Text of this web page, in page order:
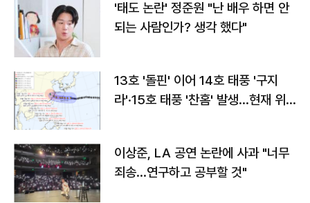
'태도 논란' 정준원 "난 배우 하면 안
되는 사람인가? 생각 했다"
13호 '돌핀' 이어 14호 태풍 '구지
라'·15호 태풍 '찬홈' 발생…현재 위
이상준, LA 공연 논란에 사과 "너무
죄송…연구하고 공부할 것"